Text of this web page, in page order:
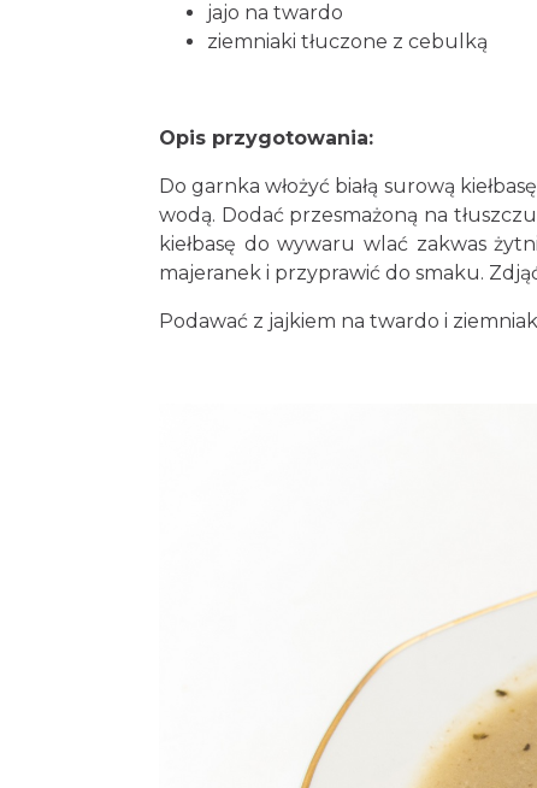
jajo na twardo
ziemniaki tłuczone z cebulką
Opis przygotowania:
Do garnka włożyć białą surową
wodą. Dodać przesmażoną na
kiełbasę do wywaru wlać zakwas
majeranek i przyprawić do smaku.
Podawać z jajkiem na twardo i